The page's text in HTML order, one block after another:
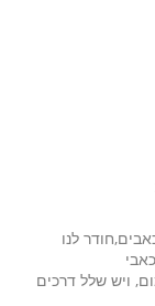
לנו
ויש שלל דרכים